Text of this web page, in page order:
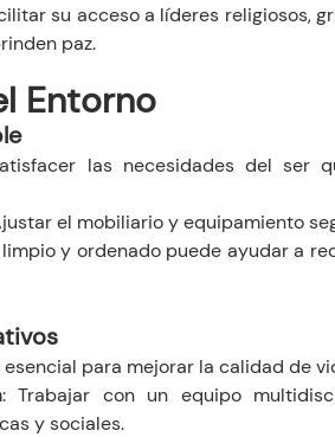
su acceso a líderes religiosos,
paz.
Entorno
las necesidades del ser
el mobiliario y equipamiento
y ordenado puede ayudar a
para mejorar la calidad de
: Trabajar con un equipo
y sociales.